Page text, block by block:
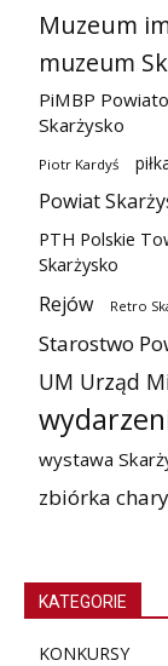
Muzeum
muzeum
PiMBP
Skarżysko
Piotr Kardyś
Powiat
PTH Polskie
Skarżysko
Rejów Retro
Starostwo
UM Urząd
wystawa
zbiórka
KATEGORIE
KONKURSY